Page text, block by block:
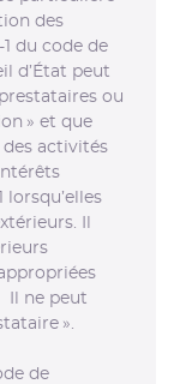
des
du code de
d’État peut
ou
» et que
des activités
Il
Il ne peut
».
de